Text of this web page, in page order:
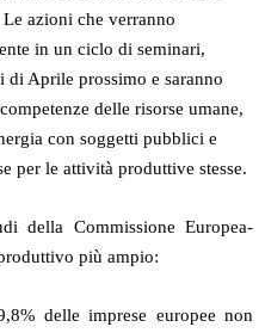
azioni che verranno
in un ciclo di seminari,
Aprile prossimo e saranno
delle risorse umane,
con soggetti pubblici e
per le attività produttive stesse.
della Commissione Europea-
più ampio:
delle imprese europee non